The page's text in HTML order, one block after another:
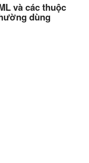
và các thuộc
dùng